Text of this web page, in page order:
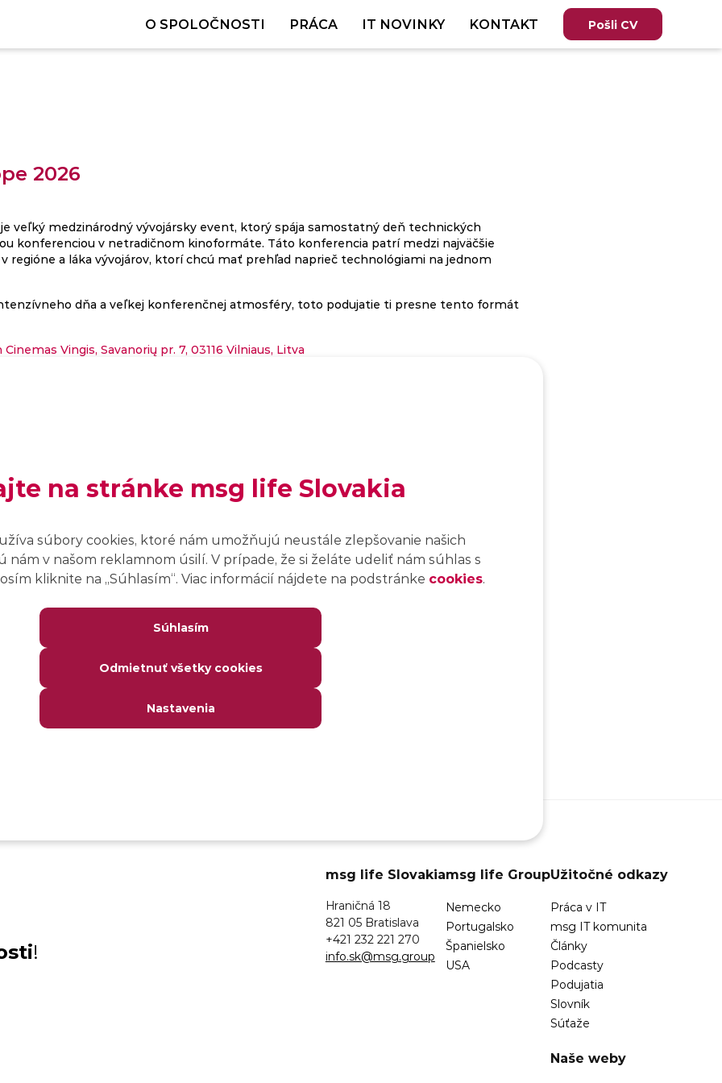
O SPOLOČNOSTI PRÁCA IT NOVINKY KONTAKT Pošli CV
2026
je veľký medzinárodný vývojársky event, ktorý spája samostatný deň technických
konferenciou v netradičnom kinoformáte. Táto konferencia patrí medzi najväčšie
regióne a láka vývojárov, ktorí chcú mať prehľad naprieč technológiami na jednom
dňa a veľkej konferenčnej atmosféry, toto podujatie ti presne tento formát
Cinemas Vingis, Savanorių pr. 7, 03116 Vilniaus, Litva
Organizátor:
DevDays Europe
Zameranie:
Programátori
evente nájdeš na webovej stránke organizátora.
!
msg life Slovakia
Hraničná 18
821 05 Bratislava
+421 232 221 270
info.sk@msg.group
msg life Group
Nemecko
Portugalsko
Španielsko
USA
Užitočné odkazy
Práca v IT
msg IT komunita
Články
Podcasty
Podujatia
Slovník
Súťaže
Naše weby
na stránke msg life Slovakia
súbory cookies, ktoré nám umožňujú neustále zlepšovanie našich
nám v našom reklamnom úsilí. V prípade, že si želáte udeliť nám súhlas s
kliknite na ,,Súhlasím“. Viac informácií nájdete na podstránke cookies.
Súhlasím
Odmietnuť všetky cookies
Nastavenia